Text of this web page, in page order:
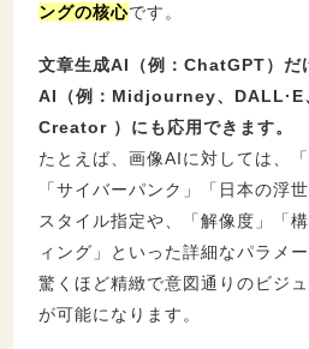
ングの核心です。
文章生成AI（例：ChatGPT）だ
AI（例：Midjourney、
Creator ）にも応用できます。
たとえば、画像AIに対しては、
「サイバーパンク」「日本の浮
スタイル指定や、「解像度」「
ィング」といった詳細なパラメ
驚くほど精緻で意図通りのビジ
が可能になります。